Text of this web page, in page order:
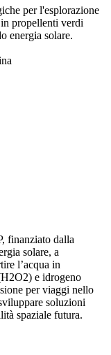
per l'esplorazione
propellenti verdi
energia solare.
finanziato dalla
solare, a
l’acqua in
e idrogeno
per viaggi nello
soluzioni
spaziale futura.